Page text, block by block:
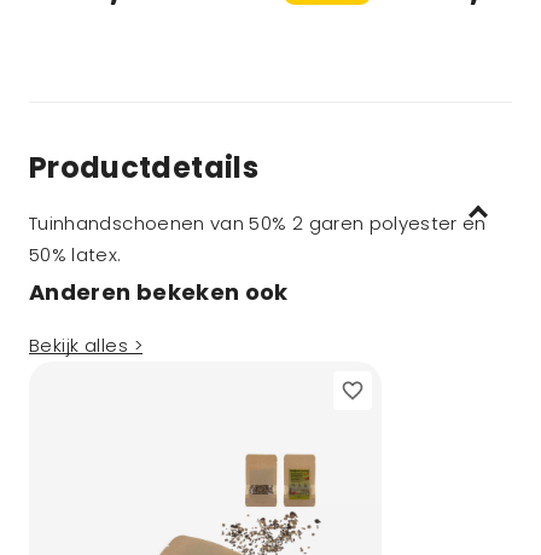
Productdetails
Tuinhandschoenen van 50% 2 garen polyester en
50% latex.
Anderen bekeken ook
Bekijk alles >